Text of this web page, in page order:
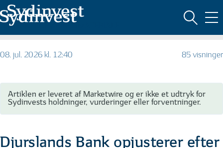
MARKEDSFØRINGSMATERIALE
08. jul. 2026 kl. 12:40 85 visninger
Artiklen er leveret af Marketwire og er ikke et udtryk for
Sydinvests holdninger, vurderinger eller forventninger.
Djurslands Bank opjusterer efter